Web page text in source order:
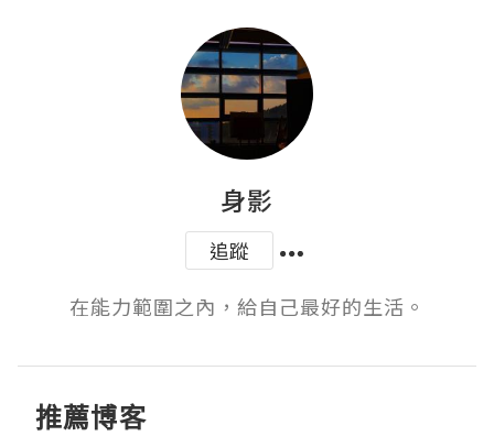
身影
追蹤
在能力範圍之內，給自己最好的生活。 ​​​​
推薦博客